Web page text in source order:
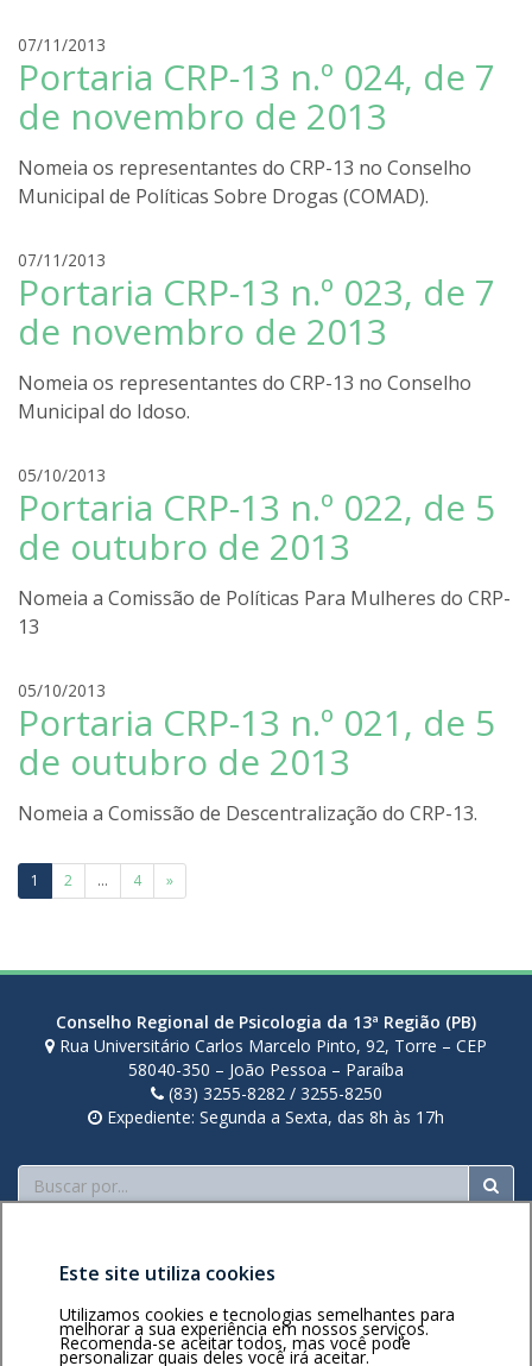
a
07/11/2013
o
d
r
g
o
a
Portaria CRP-13 n.º 024, de 7
de novembro de 2013
Nomeia os representantes do CRP-13 no Conselho
Municipal de Políticas Sobre Drogas (COMAD).
07/11/2013
o
d
r
g
o
a
Portaria CRP-13 n.º 023, de 7
de novembro de 2013
Nomeia os representantes do CRP-13 no Conselho
Municipal do Idoso.
05/10/2013
o
d
r
g
a
Portaria CRP-13 n.º 022, de 5
de outubro de 2013
Nomeia a Comissão de Políticas Para Mulheres do CRP-
13
05/10/2013
o
d
r
g
l
i
Portaria CRP-13 n.º 021, de 5
de outubro de 2013
Nomeia a Comissão de Descentralização do CRP-13.
Paginação
posts
1 2 … 4 »
Conselho Regional de Psicologia da 13ª Região (PB)
Rua Universitário Carlos Marcelo Pinto, 92, Torre – CEP
58040-350 – João Pessoa – Paraíba
(83) 3255-8282 / 3255-8250
Expediente: Segunda a Sexta, das 8h às 17h
Buscar
Área restritaPolítica de
Voltar ao topo
Este site utiliza cookies
Utilizamos cookies e tecnologias semelhantes para
melhorar a sua experiência em nossos serviços.
Recomenda-se aceitar todos, mas você pode
personalizar quais deles você irá aceitar.